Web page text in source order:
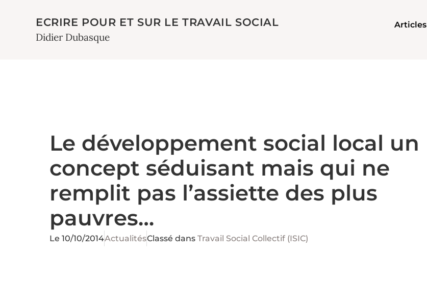
ECRIRE POUR ET SUR LE TRAVAIL SOCIAL
Didier Dubasque
Articles
Le développement social local un
concept séduisant mais qui ne
remplit pas l’assiette des plus
pauvres…
Le 10/10/2014ActualitésClassé dans Travail Social Collectif (ISIC)